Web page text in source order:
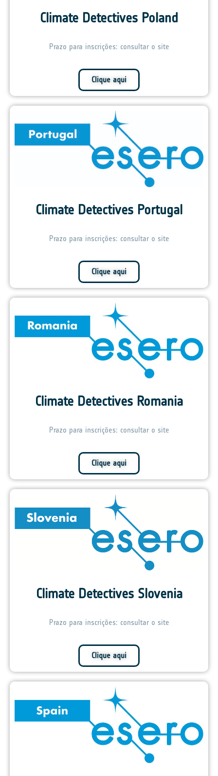
Climate Detectives Poland
Prazo para inscrições: consultar o site
Clique aqui
Climate Detectives Portugal
Prazo para inscrições: consultar o site
Clique aqui
Climate Detectives Romania
Prazo para inscrições: consultar o site
Clique aqui
Climate Detectives Slovenia
Prazo para inscrições: consultar o site
Clique aqui